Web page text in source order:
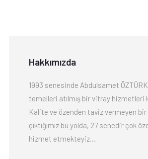
Hakkımızda
1993 senesinde Abdulsamet
temelleri atılmış bir vitray hizmetleri
Kalite ve özenden taviz vermeyen bir
çıktığımız bu yolda, 27 senedir çok
hizmet etmekteyiz…